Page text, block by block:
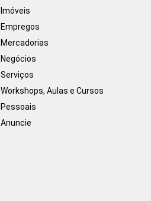
Imóveis
Empregos
Mercadorias
Negócios
Serviços
Workshops, Aulas e Cursos
Pessoais
Anuncie